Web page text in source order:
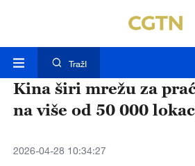
TražI
Kina širi mrežu za
na više od 50 000
2026-04-28 10:34:27